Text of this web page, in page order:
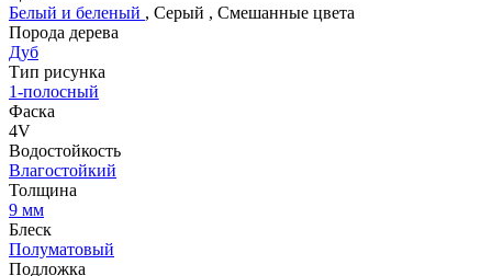
Белый и беленый , Серый , Смешанные цвета
Порода дерева
Дуб
Тип рисунка
1-полосный
Фаска
4V
Водостойкость
Влагостойкий
Толщина
9 мм
Блеск
Полуматовый
Подложка